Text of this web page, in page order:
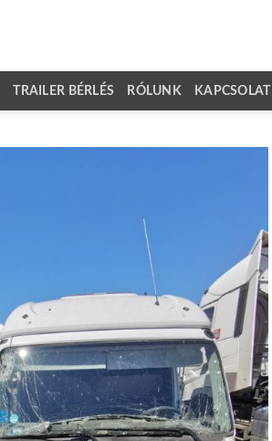
TRAILER BÉRLÉS RÓLUNK KAPCSOLAT